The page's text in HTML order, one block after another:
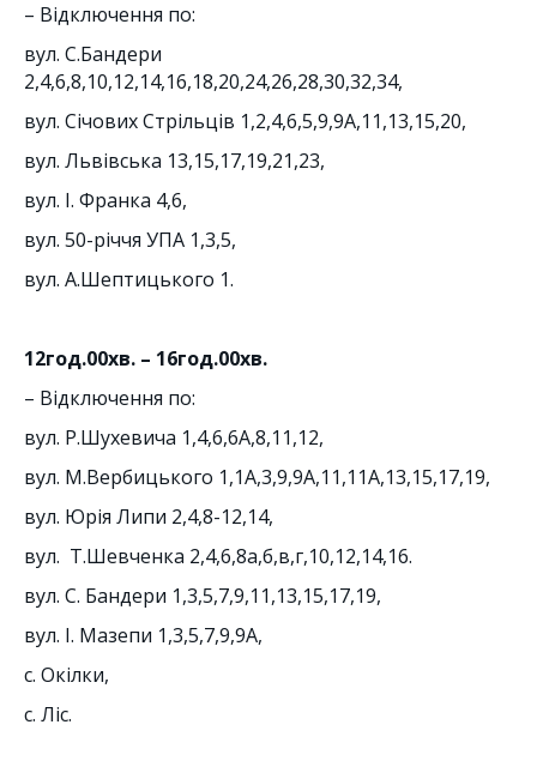
– Відключення по:
вул. С.Бандери
2,4,6,8,10,12,14,16,18,20,24,26,28,30,32,34,
вул. Січових Стрільців 1,2,4,6,5,9,9А,11,13,15,20,
вул. Львівська 13,15,17,19,21,23,
вул. І. Франка 4,6,
вул. 50-річчя УПА 1,3,5,
вул. А.Шептицького 1.
12год.00хв. – 16год.00хв.
– Відключення по:
вул. Р.Шухевича 1,4,6,6А,8,11,12,
вул. М.Вербицького 1,1А,3,9,9А,11,11А,13,15,17,19,
вул. Юрія Липи 2,4,8-12,14,
вул. Т.Шевченка 2,4,6,8а,б,в,г,10,12,14,16.
вул. С. Бандери 1,3,5,7,9,11,13,15,17,19,
вул. І. Мазепи 1,3,5,7,9,9А,
с. Окілки,
с. Ліс.